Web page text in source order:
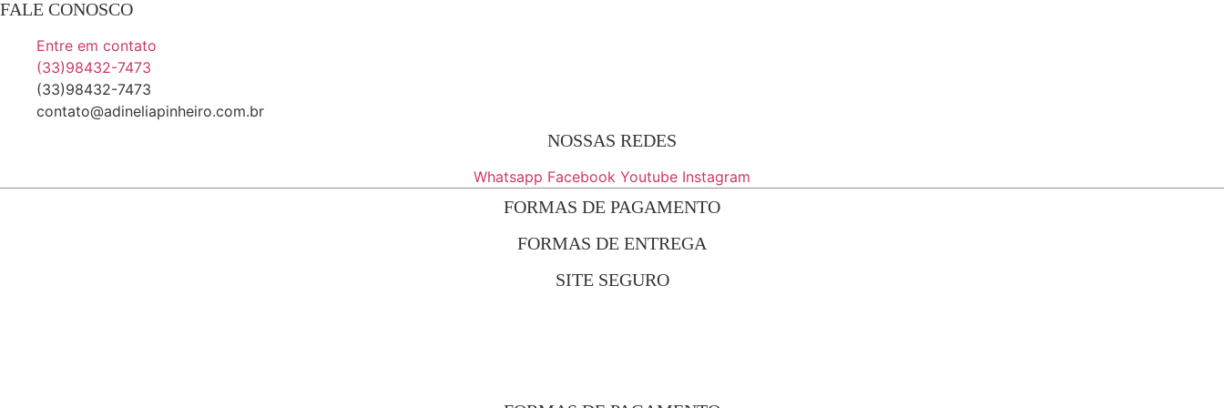
FALE CONOSCO
Entre em contato
(33)98432-7473
(33)98432-7473
contato@adineliapinheiro.com.br
NOSSAS REDES
Whatsapp Facebook Youtube Instagram
FORMAS DE PAGAMENTO
FORMAS DE ENTREGA
SITE SEGURO